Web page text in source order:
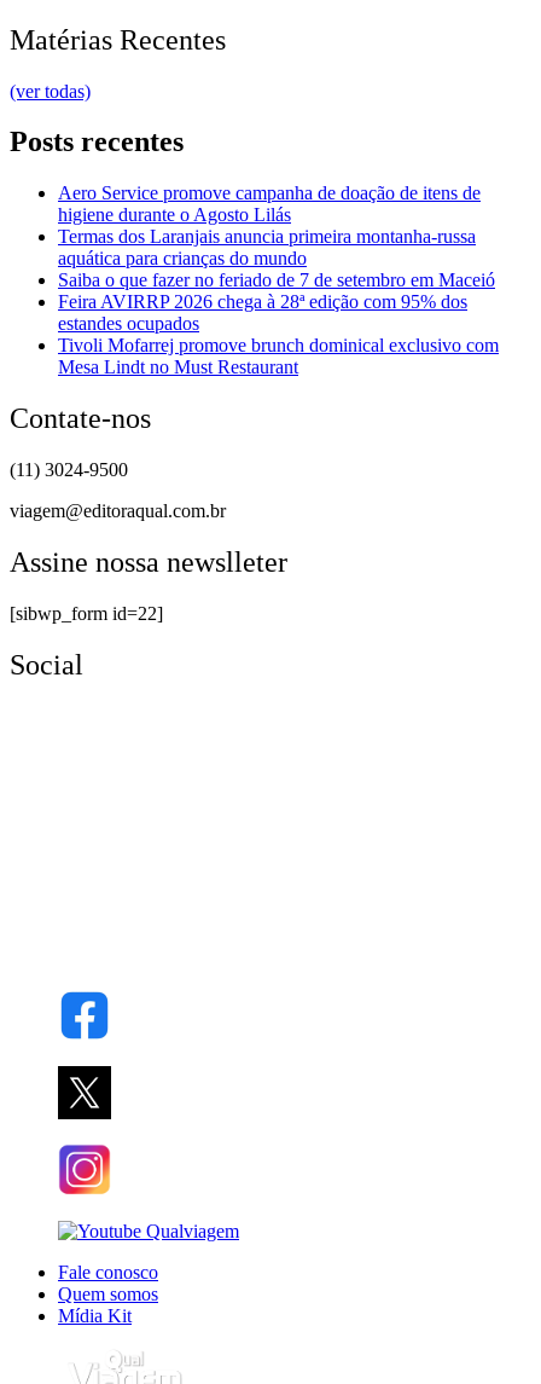
Matérias Recentes
(ver todas)
Posts recentes
Aero Service promove campanha de doação de itens de
higiene durante o Agosto Lilás
Termas dos Laranjais anuncia primeira montanha-russa
aquática para crianças do mundo
Saiba o que fazer no feriado de 7 de setembro em Maceió
Feira AVIRRP 2026 chega à 28ª edição com 95% dos
estandes ocupados
Tivoli Mofarrej promove brunch dominical exclusivo com
Mesa Lindt no Must Restaurant
Contate-nos
(11) 3024-9500
viagem@editoraqual.com.br
Assine nossa newslleter
[sibwp_form id=22]
Social
Fale conosco
Quem somos
Mídia Kit